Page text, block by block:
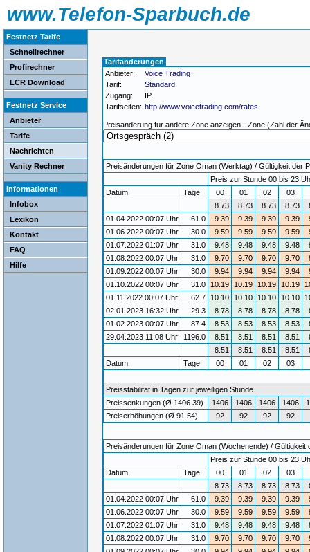
www.Telefon-Sparbuch.de
Festnetz Tarife
Schnellrechner
Profirechner
LCR Download
Festnetz Service
Anbieter
Tarife
Nachrichten
Vanity Rechner
Informationen
Infobox
Lexikon
Kontakt
FAQ
Hilfe
Tarifänderungen
Anbieter:
Voice Trading
Tarif:
Standard
Zugang:
IP
Tarifseiten: http://www.voicetrading.com/rates
Preisänderung für andere Zone anzeigen - Zone (Zahl der
Preisänderungen für Zone Oman (Werktag) / Gültigkeit der
Preis zur Stunde 00 bis 23
Datum
Tage 00 01 02 03
8.73
8.73 8.73 8.73
01.04.2022 00:07 Uhr
61.0 9.39 9.39 9.39 9.39
01.06.2022 00:07 Uhr
30.0 9.59 9.59 9.59 9.59
01.07.2022 01:07 Uhr
31.0 9.48 9.48 9.48 9.48
01.08.2022 00:07 Uhr
31.0 9.70 9.70 9.70 9.70
01.09.2022 00:07 Uhr
30.0 9.94 9.94 9.94 9.94
01.10.2022 00:07 Uhr
31.0 10.19 10.19 10.19 10.19
01.11.2022 00:07 Uhr
62.7 10.10 10.10 10.10 10.10
02.01.2023 16:32 Uhr
29.3 8.78 8.78 8.78 8.78
01.02.2023 00:07 Uhr
87.4 8.53 8.53 8.53 8.53
29.04.2023 11:08 Uhr
1196.0 8.51 8.51 8.51 8.51
8.51
8.51 8.51 8.51
Datum
Tage 00 01 02 03
Preisstabilität in Tagen zur jeweiligen Stunde
Preissenkungen (Ø 1406.39)
1406 1406 1406 1406
Preiserhöhungen (Ø 91.54)
92 92 92 92
Preisänderungen für Zone Oman (Wochenende) / Gültigkeit
Preis zur Stunde 00 bis 23
Datum
Tage 00 01 02 03
8.73
8.73 8.73 8.73
01.04.2022 00:07 Uhr
61.0 9.39 9.39 9.39 9.39
01.06.2022 00:07 Uhr
30.0 9.59 9.59 9.59 9.59
01.07.2022 01:07 Uhr
31.0 9.48 9.48 9.48 9.48
01.08.2022 00:07 Uhr
31.0 9.70 9.70 9.70 9.70